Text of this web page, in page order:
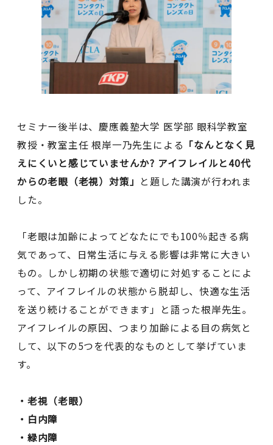
セミナー後半は、慶應義塾大学 医学部 眼科学教室
教授・教室主任 根岸一乃先生による 「なんとなく見
えにくいと感じていませんか? アイフレイルと40代
からの老眼（老視）対策」 と題した講演が行われま
した。
「老眼は加齢によってどなたにでも100％起きる病
気であって、日常生活に与える影響は非常に大きい
もの。しかし初期の状態で適切に対処することによ
って、アイフレイルの状態から脱却し、快適な生活
を送り続けることができます」と語った根岸先生。
アイフレイルの原因、つまり加齢による目の病気と
して、以下の5つを代表的なものとして挙げていま
す。
・老視（老眼）
・白内障
・緑内障